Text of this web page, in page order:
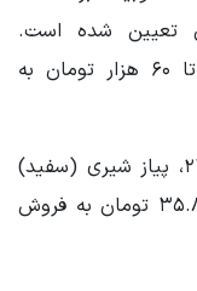
۱۹۰ هزار تومان تعیین شده است.
همچنین هر بسته گوجه گیلاسی ۴۵ تا ۶۰ هزار تومان به
سیب زمینی در این بازار هر کیلو ۲۳.۸۰۰، پیاز شیری (سفید)
۲۴.۹۰۰ تا ۳۴.۸۰۰ و پیاز زرد ۱۸ تا ۳۵.۸۰۰ تومان به فروش